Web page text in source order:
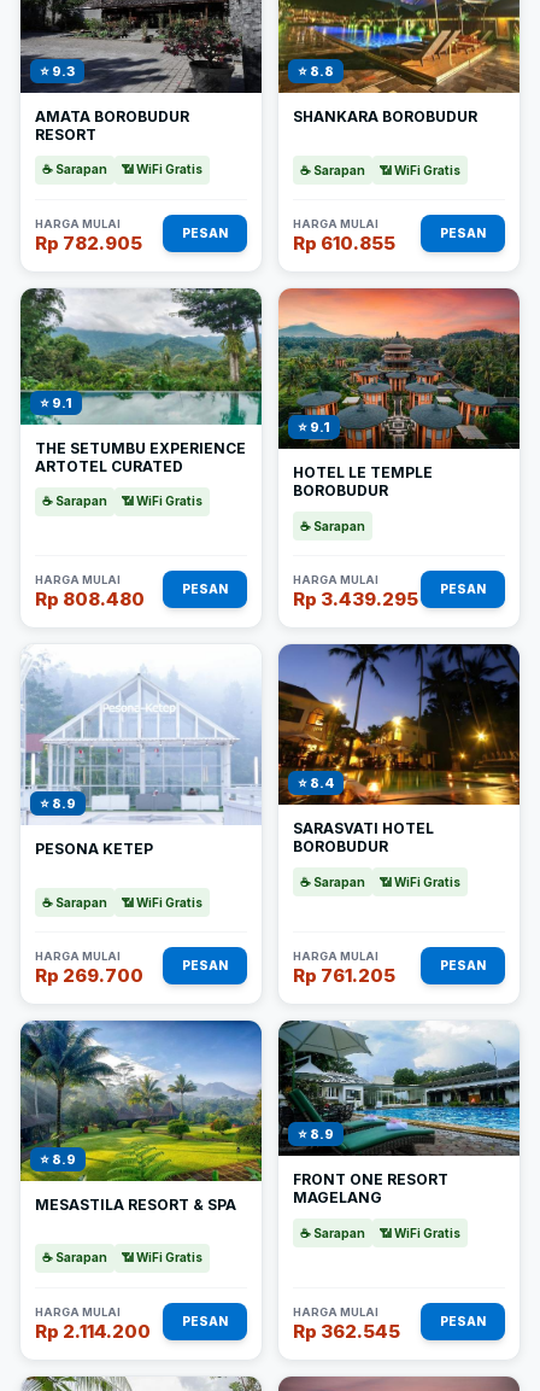
⭐ 9.3
AMATA BOROBUDUR
RESORT
☕ Sarapan 📶 WiFi Gratis
HARGA MULAI
Rp 782.905 PESAN
⭐ 8.8
SHANKARA BOROBUDUR
☕ Sarapan 📶 WiFi Gratis
HARGA MULAI
Rp 610.855 PESAN
⭐ 9.1
THE SETUMBU EXPERIENCE
ARTOTEL CURATED
☕ Sarapan 📶 WiFi Gratis
HARGA MULAI
Rp 808.480 PESAN
⭐ 9.1
HOTEL LE TEMPLE
BOROBUDUR
☕ Sarapan
HARGA MULAI
Rp 3.439.295 PESAN
⭐ 8.9
PESONA KETEP
☕ Sarapan 📶 WiFi Gratis
HARGA MULAI
Rp 269.700 PESAN
⭐ 8.4
SARASVATI HOTEL
BOROBUDUR
☕ Sarapan 📶 WiFi Gratis
HARGA MULAI
Rp 761.205 PESAN
⭐ 8.9
MESASTILA RESORT & SPA
☕ Sarapan 📶 WiFi Gratis
HARGA MULAI
Rp 2.114.200 PESAN
⭐ 8.9
FRONT ONE RESORT
MAGELANG
☕ Sarapan 📶 WiFi Gratis
HARGA MULAI
Rp 362.545 PESAN